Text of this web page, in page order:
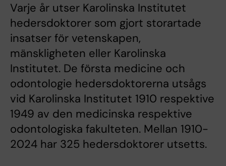
Varje år utser Karolinska Institutet
hedersdoktorer som gjort storartade
insatser för vetenskapen,
mänskligheten eller Karolinska
Institutet. De första medicine och
odontologie hedersdoktorerna utsågs
vid Karolinska Institutet 1910 respektive
1949 av den medicinska respektive
odontologiska fakulteten. Mellan 1910-
2024 har 325 hedersdoktorer utsetts.